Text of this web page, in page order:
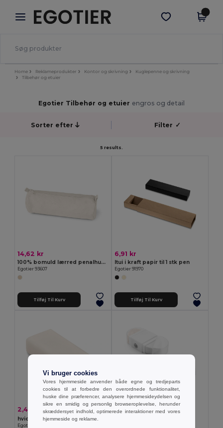
× Egotier-app
Bedre priser i appen!
Hent app
Home Reklameprodukter Kontor og skrivning
Kuglepenne og skrivning
Tilbehør og etuier
Egotier Tilbehør og etuier engros og detail
Sorter efter Filter ✓
5 results.
14,62 kr
100% bomuld lærred penalhus (290 g/m²), med et cylindrisk design
Egotier 93607
Tilføj Til Kurv
6,91 kr
Itui i kraft papir til 1 stk pen
Egotier 91970
Tilføj Til Kurv
2,40 kr 2,47 kr -3%
hvid TPR gummi
Egotier 91917
5,24 kr
Vi bruger cookies
Vores hjemmeside anvender både egne og tredjeparts
cookies til at forbedre den overordnede funktionalitet,
huske dine præferencer, analysere hjemmesideydelsen og
sikre en smidig og personlig browseroplevelse, herunder
skræddersyet indhold, optimerede interaktioner med vores
hjemmeside og reklame.